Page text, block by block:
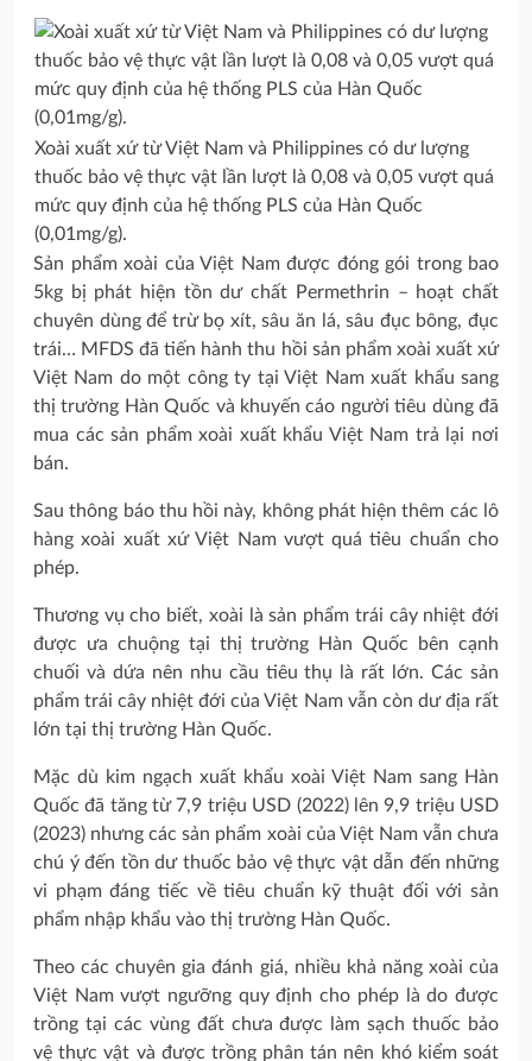
Xoài xuất xứ từ Việt Nam và Philippines có dư lượng
thuốc bảo vệ thực vật lần lượt là 0,08 và 0,05 vượt quá
mức quy định của hệ thống PLS của Hàn Quốc
(0,01mg/g).
Sản phẩm xoài của Việt Nam được đóng gói trong bao
5kg bị phát hiện tồn dư chất Permethrin – hoạt chất
chuyên dùng để trừ bọ xít, sâu ăn lá, sâu đục bông, đục
trái… MFDS đã tiến hành thu hồi sản phẩm xoài xuất xứ
Việt Nam do một công ty tại Việt Nam xuất khẩu sang
thị trường Hàn Quốc và khuyến cáo người tiêu dùng đã
mua các sản phẩm xoài xuất khẩu Việt Nam trả lại nơi
bán.
Sau thông báo thu hồi này, không phát hiện thêm các lô
hàng xoài xuất xứ Việt Nam vượt quá tiêu chuẩn cho
phép.
Thương vụ cho biết, xoài là sản phẩm trái cây nhiệt đới
được ưa chuộng tại thị trường Hàn Quốc bên cạnh
chuối và dứa nên nhu cầu tiêu thụ là rất lớn. Các sản
phẩm trái cây nhiệt đới của Việt Nam vẫn còn dư địa rất
lớn tại thị trường Hàn Quốc.
Mặc dù kim ngạch xuất khẩu xoài Việt Nam sang Hàn
Quốc đã tăng từ 7,9 triệu USD (2022) lên 9,9 triệu USD
(2023) nhưng các sản phẩm xoài của Việt Nam vẫn chưa
chú ý đến tồn dư thuốc bảo vệ thực vật dẫn đến những
vi phạm đáng tiếc về tiêu chuẩn kỹ thuật đối với sản
phẩm nhập khẩu vào thị trường Hàn Quốc.
Theo các chuyên gia đánh giá, nhiều khả năng xoài của
Việt Nam vượt ngưỡng quy định cho phép là do được
trồng tại các vùng đất chưa được làm sạch thuốc bảo
vệ thực vật và được trồng phân tán nên khó kiểm soát